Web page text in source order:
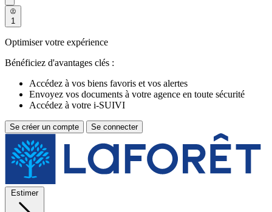
1
Optimiser votre expérience
Bénéficiez d'avantages clés :
Accédez à vos biens favoris et vos alertes
Envoyez vos documents à votre agence en toute sécurité
Accédez à votre i-SUIVI
Se créer un compte Se connecter
Estimer